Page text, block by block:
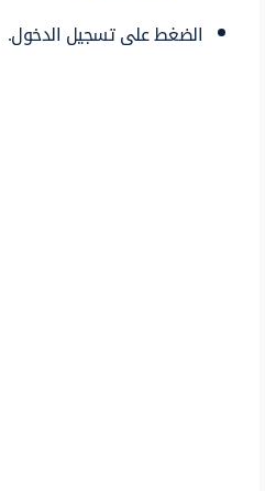
الضغط على تسجيل الدخول.